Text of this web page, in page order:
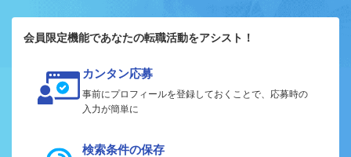
会員限定機能であなたの転職活動をアシスト！
カンタン応募
事前にプロフィールを登録しておくことで、応募時の
入力が簡単に
検索条件の保存